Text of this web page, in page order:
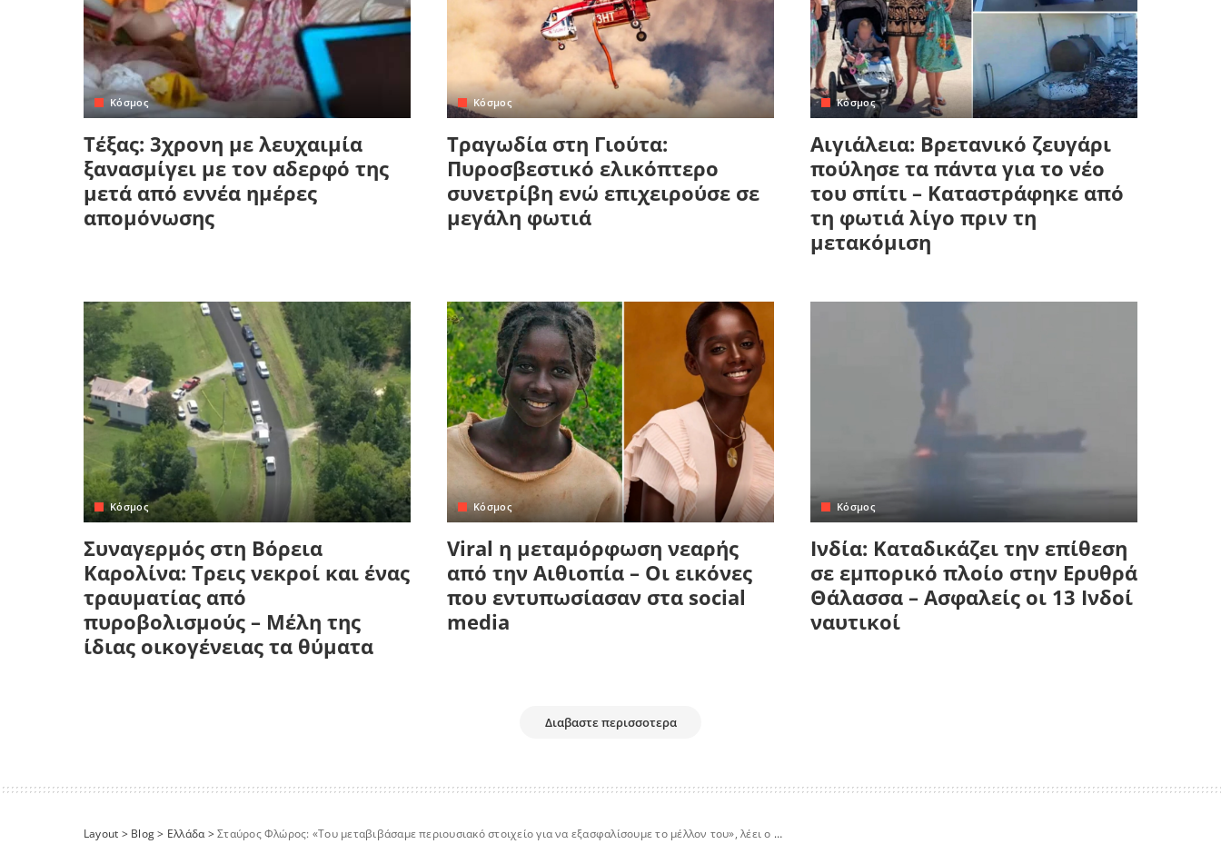
Κόσμος
Τέξας: 3χρονη με λευχαιμία
ξανασμίγει με τον αδερφό της
μετά από εννέα ημέρες
απομόνωσης
Κόσμος
Τραγωδία στη Γιούτα:
Πυροσβεστικό ελικόπτερο
συνετρίβη ενώ επιχειρούσε σε
μεγάλη φωτιά
Κόσμος
Αιγιάλεια: Βρετανικό ζευγάρι
πούλησε τα πάντα για το νέο
του σπίτι – Καταστράφηκε από
τη φωτιά λίγο πριν τη
μετακόμιση
Κόσμος
Συναγερμός στη Βόρεια
Καρολίνα: Τρεις νεκροί και ένας
τραυματίας από
πυροβολισμούς – Μέλη της
ίδιας οικογένειας τα θύματα
Κόσμος
Viral η μεταμόρφωση νεαρής
από την Αιθιοπία – Οι εικόνες
που εντυπωσίασαν στα social
media
Κόσμος
Ινδία: Καταδικάζει την επίθεση
σε εμπορικό πλοίο στην Ερυθρά
Θάλασσα – Ασφαλείς οι 13 Ινδοί
ναυτικοί
Διαβαστε περισσοτερα
Layout > Blog> Ελλάδα>Σταύρος Φλώρος: «Του μεταβιβάσαμε περιουσιακό στοιχείο για να εξασφαλίσουμε το μέλλον του», λέει ο πατέρας του